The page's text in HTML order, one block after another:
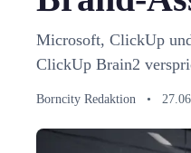
Microsoft, ClickUp
ClickUp Brain2
Borncity Redaktion •